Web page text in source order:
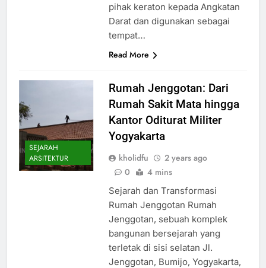
pihak keraton kepada Angkatan
Darat dan digunakan sebagai
tempat…
Read More
SEJARAH
ARSITEKTUR
Rumah Jenggotan: Dari
Rumah Sakit Mata hingga
Kantor Oditurat Militer
Yogyakarta
kholidfu
2 years ago
0
4 mins
Sejarah dan Transformasi
Rumah Jenggotan Rumah
Jenggotan, sebuah komplek
bangunan bersejarah yang
terletak di sisi selatan Jl.
Jenggotan, Bumijo, Yogyakarta,